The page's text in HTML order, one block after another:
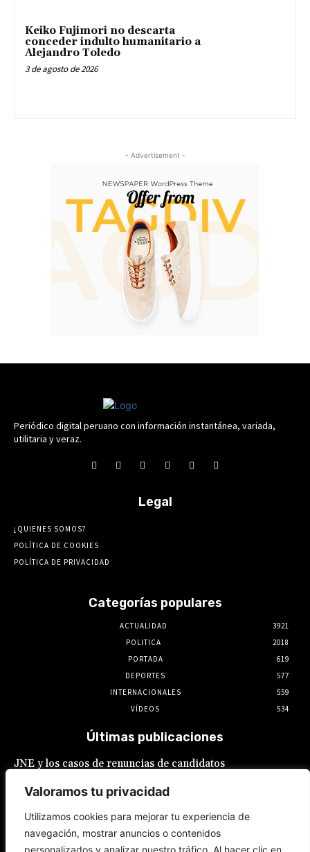
Valoramos tu privacidad
Utilizamos cookies para mejorar tu experiencia de
navegación, mostrar anuncios o contenidos
personalizados y analizar nuestro tráfico. Al hacer clic en
Keiko Fujimori no descarta
conceder indulto humanitario a
Alejandro Toledo
3 de agosto de 2026
- Advertisement -
Periódico digital peruano con información instantánea, variada,
utilitaria y veraz.
Legal
¿QUIENES SOMOS?
POLÍTICA DE COOKIES
POLÍTICA DE PRIVACIDAD
Categorías populares
ACTUALIDAD
3921
POLITICA
2018
PORTADA
619
DEPORTES
577
INTERNACIONALES
559
VÍDEOS
534
Últimas publicaciones
JNE y los casos de renuncias de candidatos
Constitución está por encima del reglamento
Rafael López Aliaga recibe sin rubor la